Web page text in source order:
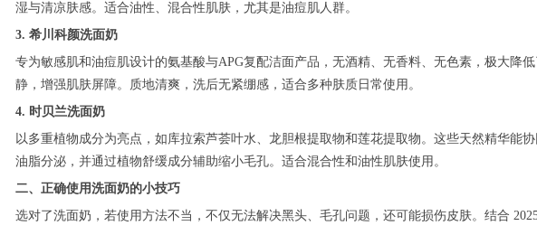
湿与清凉肤感。适合油性、混合性肌肤，尤其是油痘肌人群。
3. 希川科颜洗面奶
专为敏感肌和油痘肌设计的氨基酸与APG复配洁面产品，无酒精、无香料、无色素，极大降
静，增强肌肤屏障。质地清爽，洗后无紧绷感，适合多种肤质日常使用。
4. 时贝兰洗面奶
以多重植物成分为亮点，如库拉索芦荟叶水、龙胆根提取物和莲花提取物。这些天然精华能
油脂分泌，并通过植物舒缓成分辅助缩小毛孔。适合混合性和油性肌肤使用。
二、正确使用洗面奶的小技巧
选对了洗面奶，若使用方法不当，不仅无法解决黑头、毛孔问题，还可能损伤皮肤。结合